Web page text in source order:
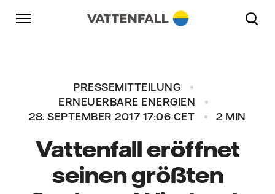
Überspringen
Zurück zur Hauptnavigation
Gehe zur Fußzeile
PRESSEMITTEILUNG
ERNEUERBARE ENERGIEN
28. SEPTEMBER 2017 17:06 CET
2 MIN
Vattenfall eröffnet
seinen größten
Zurück zur Hauptnavigation